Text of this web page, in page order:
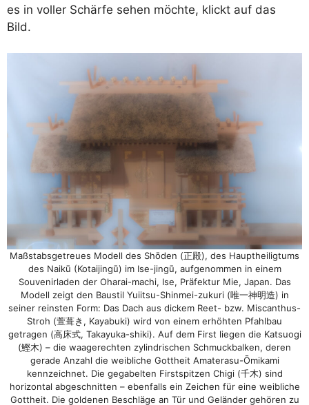
es in voller Schärfe sehen möchte, klickt auf das
Bild.
Maßstabsgetreues Modell des Shōden (正殿), des Hauptheiligtums
des Naikū (Kotaijingū) im Ise-jingū, aufgenommen in einem
Souvenirladen der Oharai-machi, Ise, Präfektur Mie, Japan. Das
Modell zeigt den Baustil Yuiitsu-Shinmei-zukuri (唯一神明造) in
seiner reinsten Form: Das Dach aus dickem Reet- bzw. Miscanthus-
Stroh (萱葺き, Kayabuki) wird von einem erhöhten Pfahlbau
getragen (高床式, Takayuka-shiki). Auf dem First liegen die Katsuogi
(鰹木) – die waagerechten zylindrischen Schmuckbalken, deren
gerade Anzahl die weibliche Gottheit Amaterasu-Ōmikami
kennzeichnet. Die gegabelten Firstspitzen Chigi (千木) sind
horizontal abgeschnitten – ebenfalls ein Zeichen für eine weibliche
Gottheit. Die goldenen Beschläge an Tür und Geländer gehören zu